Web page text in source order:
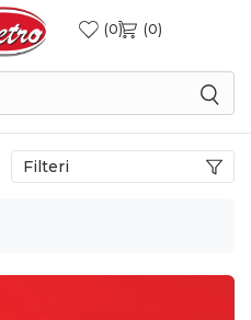
0 0
Filteri